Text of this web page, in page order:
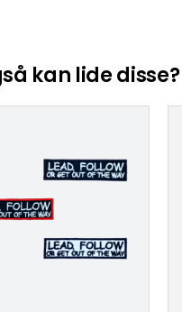
kan lide disse?